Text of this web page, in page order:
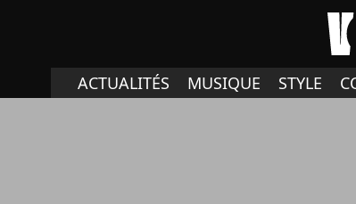
ACTUALITÉS MUSIQUE STYLE